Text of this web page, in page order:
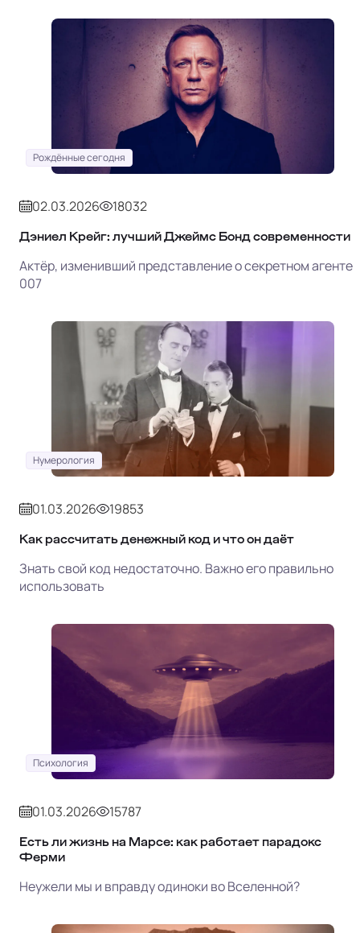
Рождённые сегодня
02.03.2026 18032
Дэниел Крейг: лучший Джеймс Бонд современности
Актёр, изменивший представление о секретном агенте
007
Нумерология
01.03.2026 19853
Как рассчитать денежный код и что он даёт
Знать свой код недостаточно. Важно его правильно
использовать
Психология
01.03.2026 15787
Есть ли жизнь на Марсе: как работает парадокс
Ферми
Неужели мы и вправду одиноки во Вселенной?